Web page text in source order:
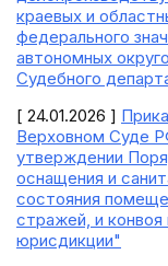
краевых и
федерального
автономных
Судебного
[ 24.01.2026 ]
Верховном Суде
утверждении
оснащения и
состояния
стражей, и
юрисдикции"